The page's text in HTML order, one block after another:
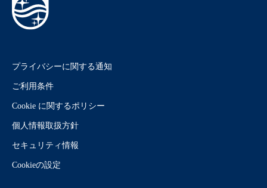
プライバシーに関する通知
ご利用条件
Cookie に関するポリシー
個人情報取扱方針
セキュリティ情報
Cookieの設定